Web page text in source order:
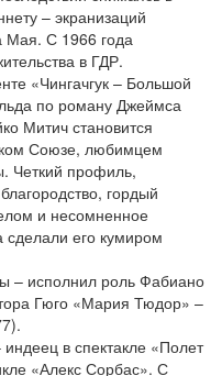
– экранизаций
Мая. С 1966 года
в ГДР.
«Чингачгук – Большой
по роману Джеймса
Митич становится
Союзе, любимцем
Четкий профиль,
гордый
и несомненное
сделали его кумиром
– исполнил роль Фабиано
Гюго «Мария Тюдор» –
в спектакле «Полет
«Алекс Сорбас». С